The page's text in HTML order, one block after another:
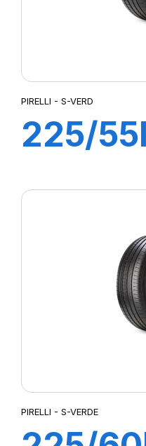
PIRELLI - S-VERD
225/
PIRELLI - S-VERDE